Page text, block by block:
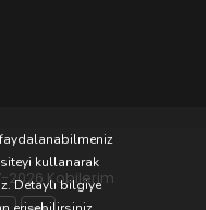
2026 Kobilerim
kullanarak
Detaylı bilgiye